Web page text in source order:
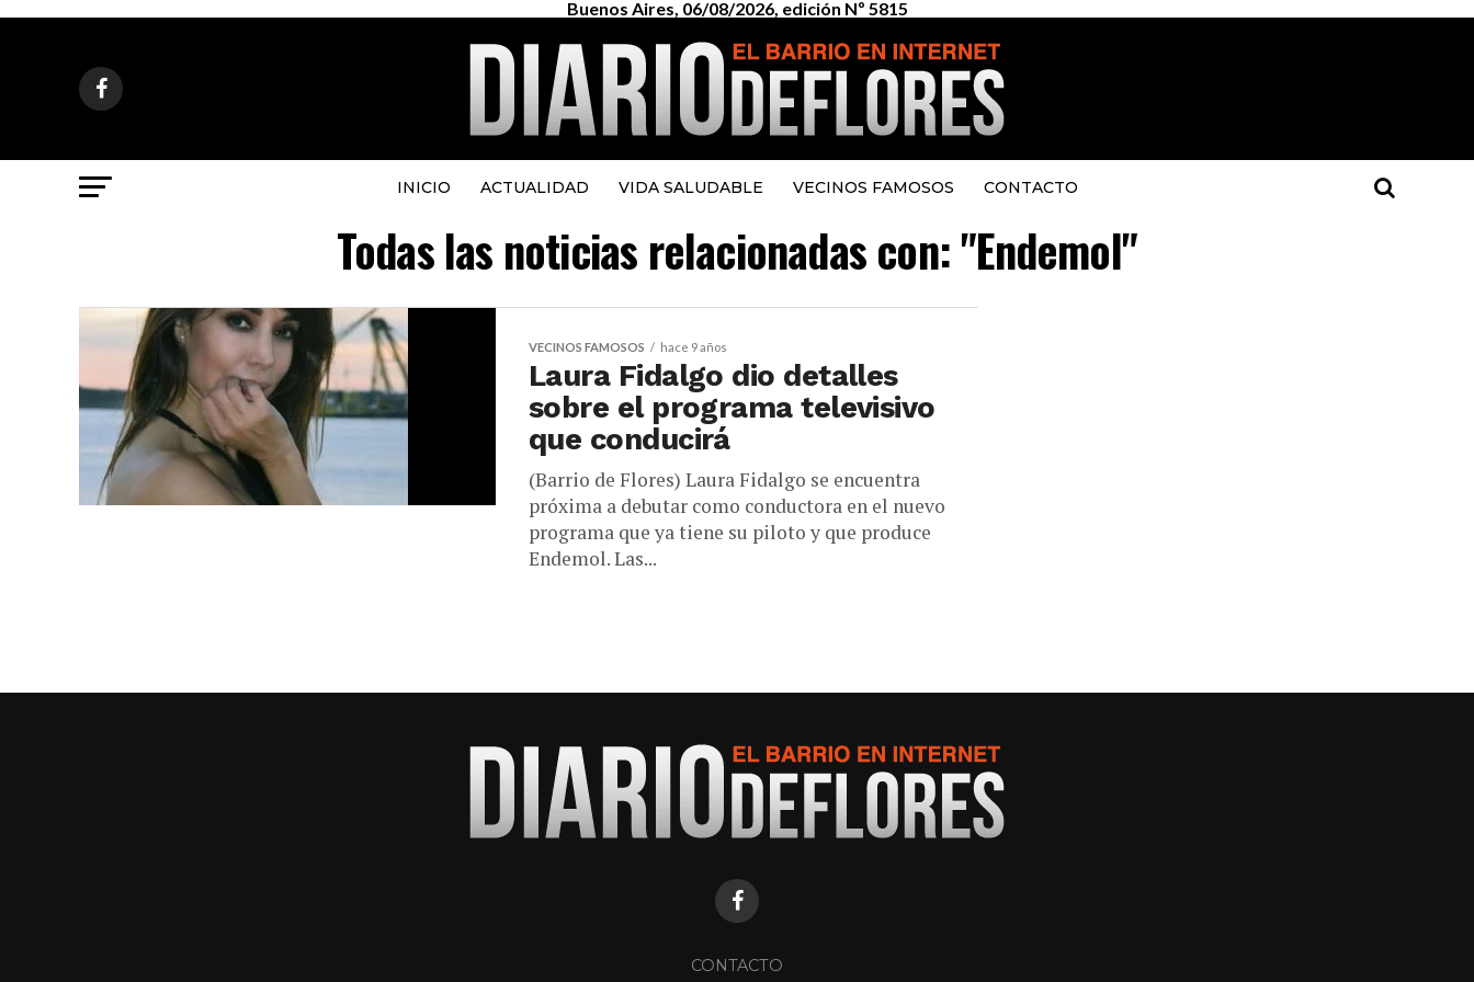
Buenos Aires, 06/08/2026, edición Nº 5815
INICIO ACTUALIDAD VIDA SALUDABLE VECINOS FAMOSOS CONTACTO
Todas las noticias relacionadas con: "Endemol"
VECINOS FAMOSOS hace 9 años
Laura Fidalgo dio detalles
sobre el programa televisivo
que conducirá
(Barrio de Flores) Laura Fidalgo se encuentra
próxima a debutar como conductora en el nuevo
programa que ya tiene su piloto y que produce
Endemol. Las...
CONTACTO